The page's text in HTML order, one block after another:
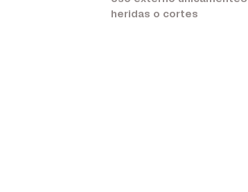
heridas o cortes